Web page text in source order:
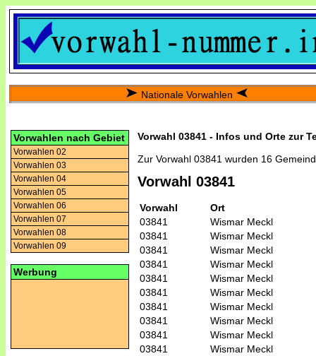
Nationale Vorwahlen
Vorwahlen nach Gebiet
Vorwahlen 02
Vorwahlen 03
Vorwahlen 04
Vorwahlen 05
Vorwahlen 06
Vorwahlen 07
Vorwahlen 08
Vorwahlen 09
Werbung
Vorwahl 03841 - Infos und Orte zur
Zur Vorwahl 03841 wurden 16
Vorwahl 03841
Vorwahl
Ort
03841
Wismar Meckl
03841
Wismar Meckl
03841
Wismar Meckl
03841
Wismar Meckl
03841
Wismar Meckl
03841
Wismar Meckl
03841
Wismar Meckl
03841
Wismar Meckl
03841
Wismar Meckl
03841
Wismar Meckl